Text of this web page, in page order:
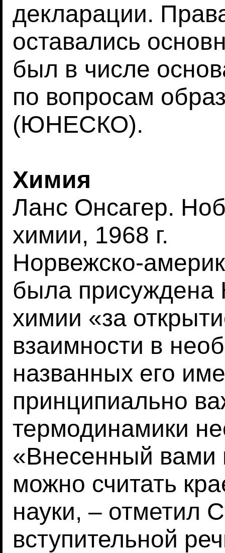
декларации.
оставались
был в числе
по вопросам
(ЮНЕСКО).
Химия
Ланс Онсагер.
химии, 1968 г.
Норвежско-
была присуждена
химии «за
взаимности в
названных его
принципиально
термодинамики
«Внесенный вами
можно считать
науки, – отметил
вступительной